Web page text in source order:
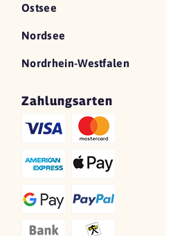
Ostsee
Nordsee
Nordrhein-Westfalen
Zahlungsarten